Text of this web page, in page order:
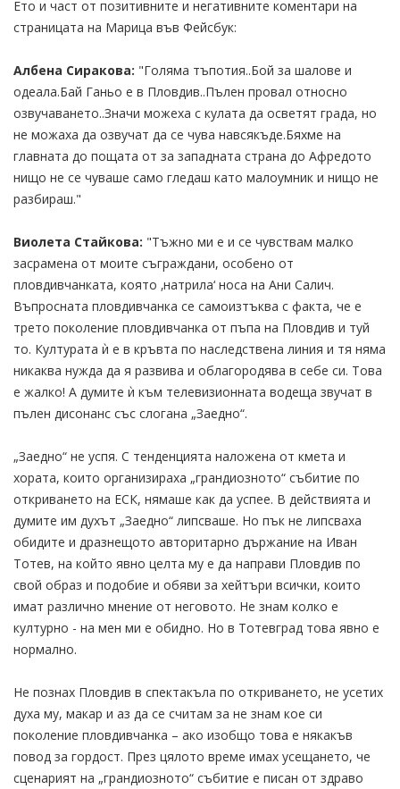
Ето и част от позитивните и негативните коментари на
страницата на Марица във Фейсбук:
Албена Сиракова: "Голяма тъпотия..Бой за шалове и
одеала.Бай Ганьо е в Пловдив..Пълен провал относно
озвучаването..Значи можеха с кулата да осветят града, но
не можаха да озвучат да се чува навсякъде.Бяхме на
главната до пощата от за западната страна до Афредото
нищо не се чуваше само гледаш като малоумник и нищо не
разбираш."
Виолета Стайкова: "Тъжно ми е и се чувствам малко
засрамена от моите съграждани, особено от
пловдивчанката, която ‚натрила‘ носа на Ани Салич.
Въпросната пловдивчанка се самоизтъква с факта, че е
трето поколение пловдивчанка от пъпа на Пловдив и туй
то. Културата ѝ е в кръвта по наследствена линия и тя няма
никаква нужда да я развива и облагородява в себе си. Това
е жалко! А думите ѝ към телевизионната водеща звучат в
пълен дисонанс със слогана „Заедно“.
„Заедно“ не успя. С тенденцията наложена от кмета и
хората, които организираха „грандиозното“ събитие по
откриването на ЕСК, нямаше как да успее. В действията и
думите им духът „Заедно“ липсваше. Но пък не липсваха
обидите и дразнещото авторитарно държание на Иван
Тотев, на който явно целта му е да направи Пловдив по
свой образ и подобие и обяви за хейтъри всички, които
имат различно мнение от неговото. Не знам колко е
културно - на мен ми е обидно. Но в Тотевград това явно е
нормално.
Не познах Пловдив в спектакъла по откриването, не усетих
духа му, макар и аз да се считам за не знам кое си
поколение пловдивчанка – ако изобщо това е някакъв
повод за гордост. През цялото време имах усещането, че
сценарият на „грандиозното“ събитие е писан от здраво